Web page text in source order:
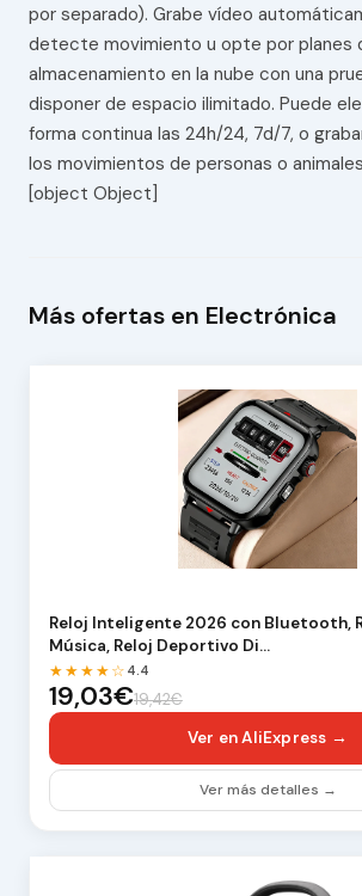
por separado). Grabe vídeo
detecte movimiento u opte por planes
almacenamiento en la nube con una
disponer de espacio ilimitado. Puede
forma continua las 24h/24, 7d/7, o
los movimientos de personas o
[object Object]
Más ofertas en Electrónica
Reloj Inteligente 2026 con Bluetooth,
Música, Reloj Deportivo Di…
★★★★☆ 4.4
19,03€19,42€
Ver en AliExpress →
Ver más detalles →